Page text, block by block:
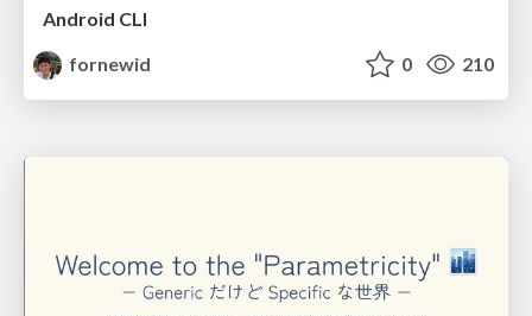
Android CLI
fornewid
0 210